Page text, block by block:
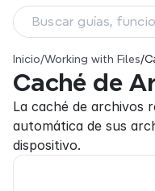
Inicio/Working with Files/
Caché de
La caché de archivos
automática de sus
dispositivo.
Buscar guías,